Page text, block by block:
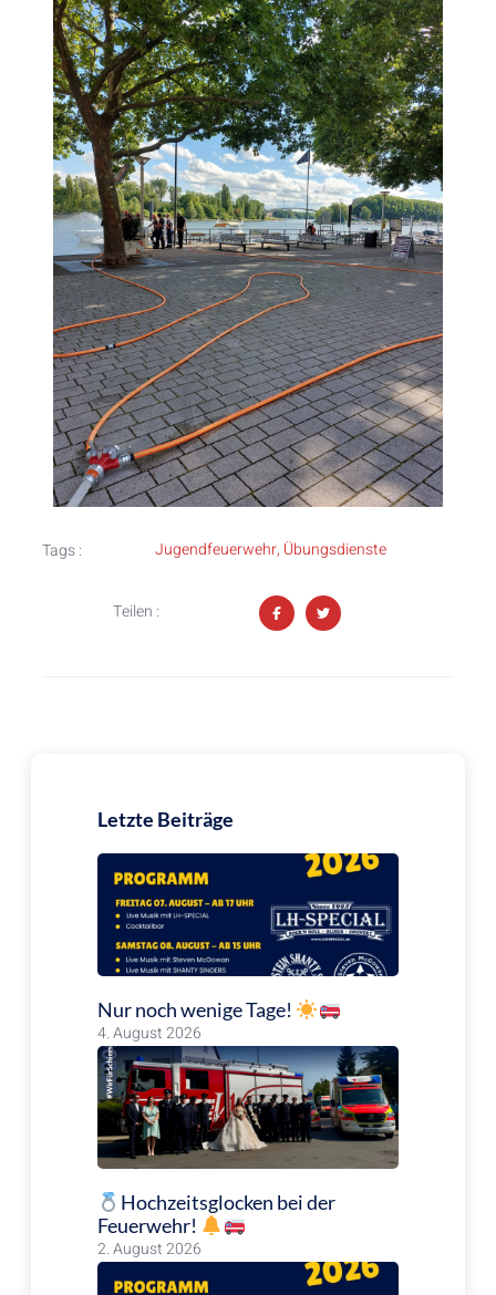
Tags : Jugendfeuerwehr, Übungsdienste
Teilen :
Letzte Beiträge
Nur noch wenige Tage!
4. August 2026
Hochzeitsglocken bei der
Feuerwehr!
2. August 2026